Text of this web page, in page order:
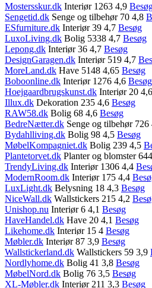
Mostersskur.dk Interiør 1263 4,9
Sengetid.dk Senge og tilbehør 70 4,8
ESfurniture.dk Interiør 39 4,7 Besøg
LuxoLiving.dk Bolig 5338 4,7 Besøg
Lepong.dk Interiør 36 4,7 Besøg
DesignGaragen.dk Interiør 519 4,7
MoreLand.dk Have 5148 4,65 Besøg
Boboonline.dk Interiør 1276 4,6 Besøg
Hoejgaardbrugskunst.dk Interiør 20 4,6
Illux.dk Dekoration 235 4,6 Besøg
RAW58.dk Bolig 68 4,6 Besøg
BedreNætter.dk Senge og tilbehør 726
Bydahlliving.dk Bolig 98 4,5 Besøg
MøbelKompagniet.dk Bolig 239 4,5
Plantetorvet.dk Planter og blomster
TrendyLiving.dk Interiør 1306 4,4
ModernRoom.dk Interiør 175 4,4
LuxLight.dk Belysning 18 4,3 Besøg
NiceWall.dk Wallstickers 215 4,2
Unishop.nu Interiør 6 4,1 Besøg
HaveHandel.dk Have 20 4,1 Besøg
Likehome.dk Interiør 15 4 Besøg
Møbler.dk Interiør 87 3,9 Besøg
Wallstickerland.dk Wallstickers 59 3,9
Nordlyhome.dk Bolig 41 3,8 Besøg
MøbelNord.dk Bolig 76 3,5 Besøg
XL-Møbler.dk Interiør 211 3,3 Besøg